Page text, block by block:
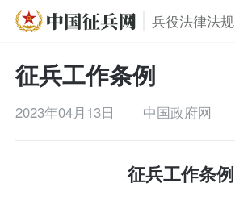
兵役法律法规
征兵工作条例
2023年04月13日 中国政府网
征兵工作条例